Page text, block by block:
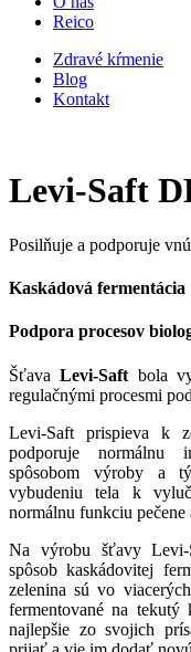
Reico
Zdravé kŕmenie
Blog
Kontakt
Levi-Saft
Posilňuje a podporuje
Kaskádová fermentácia
Podpora procesov
ŠťavaLevi-Saft bola
regulačnými procesmi
Levi-Saft prispieva k
podporuje normálnu
spôsobom výroby a
vybudeniu tela k
normálnu funkciu
Na výrobu šťavy
spôsob kaskádovitej
zelenina sú vo
fermentované na tekutý
najlepšie zo svojich